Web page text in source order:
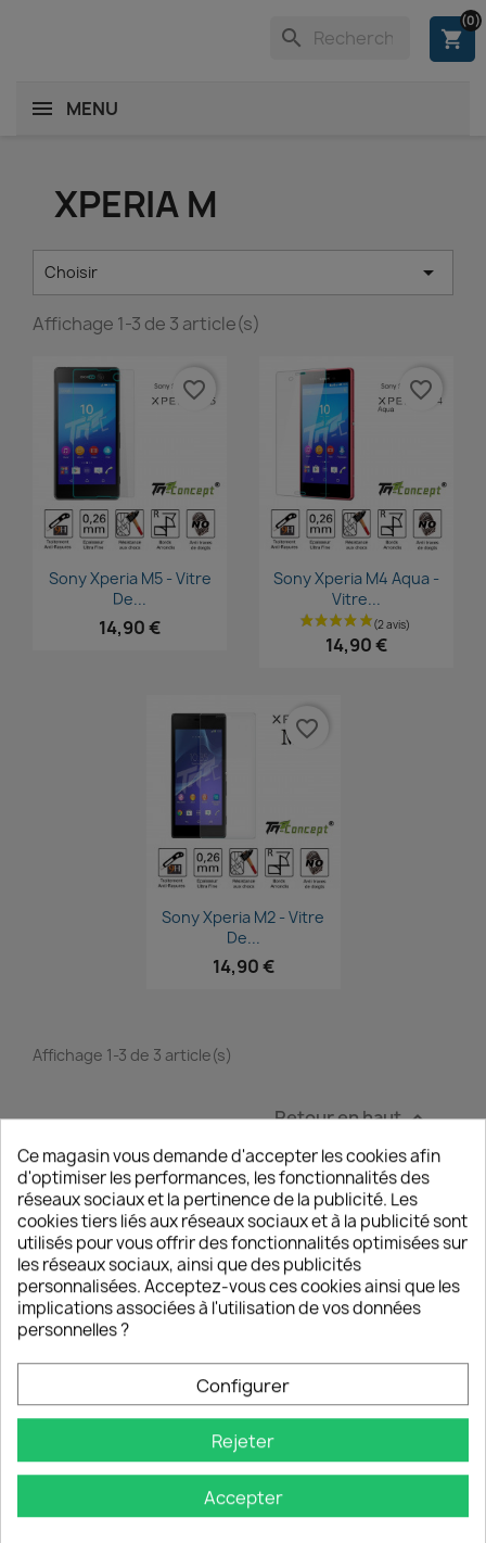
shopping_cart
(0)
search
MENU
XPERIA M
Choisir 
Affichage 1-3 de 3 article(s)
Aperçu rapide
Sony Xperia M5 - Vitre
De...
14,90 €
favorite_border
Aperçu rapide
Sony Xperia M4 Aqua -
Vitre...
14,90 €
favorite_border
Aperçu rapide
Sony Xperia M2 - Vitre
De...
14,90 €
favorite_border
Affichage 1-3 de 3 article(s)
Retour en haut
EXPÉDITION EXPRESS EN 24H
Livraison OFFERTE en France avec suivi en temps
réel
EXPERTISE & SERVICE CLIENT
Une question ? Un problème ? Notre équipe vous
répond depuis la France.
GARANTIE SATISFACTION 30 JOURS
Achetez sereinement : votre produit est garanti
contre tout défaut ou problème de conformité.
Ce magasin vous demande d'accepter les cookies afin
d'optimiser les performances, les fonctionnalités des
réseaux sociaux et la pertinence de la publicité. Les
cookies tiers liés aux réseaux sociaux et à la publicité sont
utilisés pour vous offrir des fonctionnalités optimisées sur
les réseaux sociaux, ainsi que des publicités
personnalisées. Acceptez-vous ces cookies ainsi que les
implications associées à l'utilisation de vos données
personnelles ?
Configurer
Rejeter
Accepter